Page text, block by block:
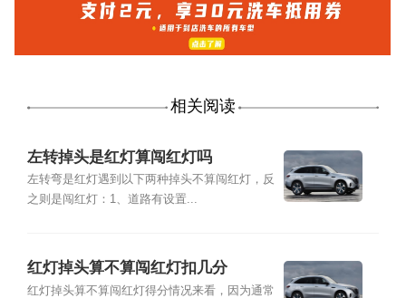
相关阅读
左转掉头是红灯算闯红灯吗
左转弯是红灯遇到以下两种掉头不算闯红灯，反
之则是闯红灯：1、道路有设置...
红灯掉头算不算闯红灯扣几分
红灯掉头算不算闯红灯得分情况来看，因为通常